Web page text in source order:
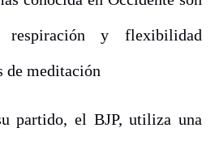
y flexibilidad
de meditación
partido, el BJP, utiliza una